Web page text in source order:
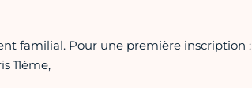
familial. Pour une première inscription :
11ème,